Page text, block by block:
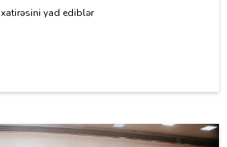
xatirəsini yad ediblər